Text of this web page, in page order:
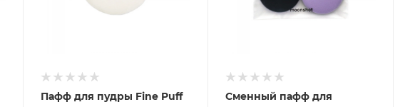
Пафф для пудры Fine Puff
Сменный пафф для